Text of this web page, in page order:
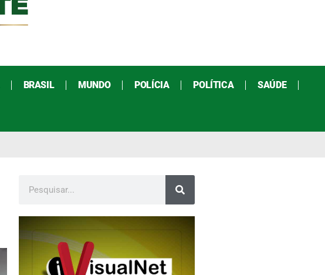
BRASIL MUNDO POLÍCIA POLÍTICA SAÚDE